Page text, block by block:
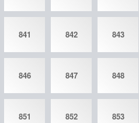
841 842 843
846 847 848
851 852 853